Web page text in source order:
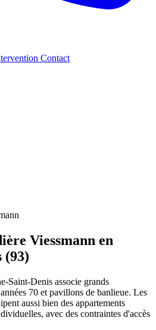
Contact
Viessmann en
(93)
Saint-Denis associe grands
70 et pavillons de banlieue. Les
aussi bien des appartements
avec des contraintes d'accès